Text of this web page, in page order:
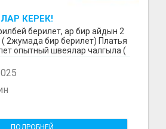
КЕРЕК!
берилет, ар бир айдын 2
( 2жумада бир берилет) Платья
опытный швеялар чалгыла (
ПОДРОБНЕЙ